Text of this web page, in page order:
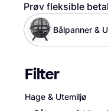
behov og
enkelt navigere
synes om
perfekt for ditt
Prøv fleksible
Bålpanner &
Filter
Hage & Utemiljø